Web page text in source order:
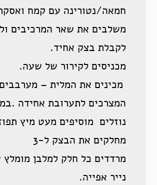
חמאה/נטורינה עם קמח
משלבים את שאר המרכיבים
לקבלת בצק אחיד.
מכניסים לקירור של שעה.
מכינים את המלית –
המצרכים לתערובת אחידה
נוזלים מוסיפים מעט מיץ
מחלקים את הבצק ל-3
מרדדים כל חלק למלבן מומלץ
נייר אפייה.